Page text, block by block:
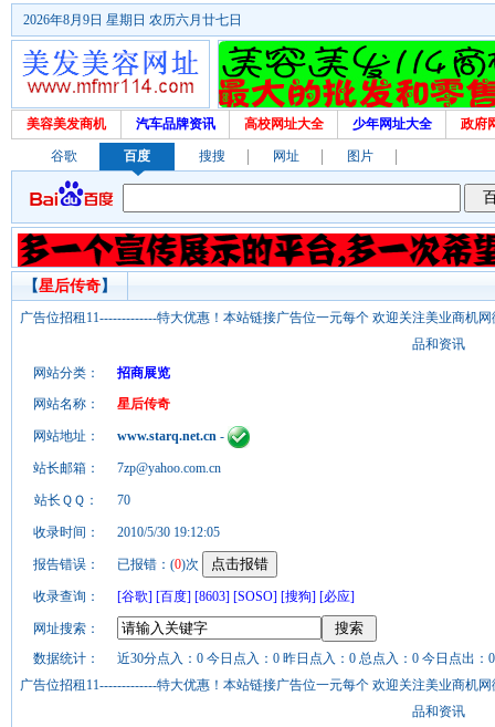
2026年8月9日 星期日 农历六月廿七日
美容美发商机 汽车品牌资讯 高校网址大全 少年网址大全 政府
谷歌 百度 搜搜 网址 图片
【星后传奇】
广告位招租11-------------特大优惠！本站链接广告位一元每个 欢迎关注美业商机
品和资讯
网站分类：
招商展览
网站名称：
星后传奇
网站地址： www.starq.net.cn -
站长邮箱： 7zp@yahoo.com.cn
站长ＱＱ： 70
收录时间： 2010/5/30 19:12:05
报告错误： 已报错：(0)次
收录查询： [谷歌] [百度] [8603] [SOSO] [搜狗] [必应]
网址搜索：
数据统计：
近30分点入：0 今日点入：0 昨日点入：0 总点入：0 今日点出：
广告位招租11-------------特大优惠！本站链接广告位一元每个 欢迎关注美业商机
品和资讯